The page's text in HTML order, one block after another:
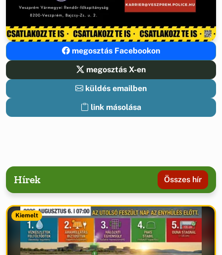
megosztás Facebookon
megosztás X-en
küldés emailben
link másolása
Hírek Összes hír
Kiemelt